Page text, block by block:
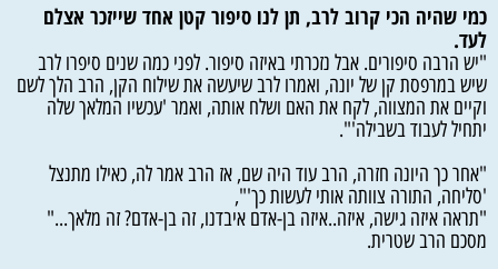
כמי שהיה הכי קרוב לרב, תן לנו סיפור קטן אחד שייזכר אצלם
לעד.
"יש הרבה סיפורים. אבל נזכרתי באיזה סיפור. לפני כמה שנים סיפרו לרב
שיש במרפסת קן של יונה, ואמרו לרב שיעשה את שילוח הקן, הרב הלך לשם
וקיים את המצווה, לקח את האם ושלח אותה, ואמר 'עכשיו המלאך שלה
יתחיל לעבוד בשבילה'".
"אחר כך היונה חזרה, הרב עוד היה שם, אז הרב אמר לה, כאילו מתנצל
'סליחה, התורה צוותה אותי לעשות כך'",
"תראה איזה גישה, איזה..איזה בן-אדם איבדנו, זה בן-אדם? זה מלאך..."
מסכם הרב שטרית.